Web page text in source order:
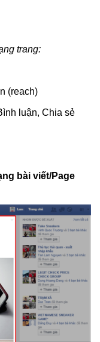
trang:
(reach)
luận, Chia sẻ
bài viết/Page